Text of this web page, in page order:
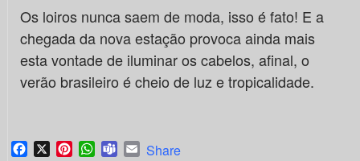
Os loiros nunca saem de moda, isso é fato! E a
chegada da nova estação provoca ainda mais
esta vontade de iluminar os cabelos, afinal, o
verão brasileiro é cheio de luz e tropicalidade.
Facebook
X PinterestWhatsApp
TeamsEmail
Share